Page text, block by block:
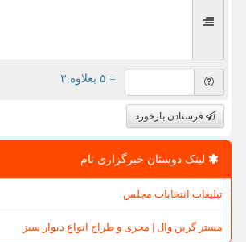
= ۵ بعلاوه ۳
فرستادن بازخورد
لینک دوستان خبرگزاری نام
تبلیغات انتخابات مجلس
مستر گرین وال | مجری و طراح انواع دیوار سبز